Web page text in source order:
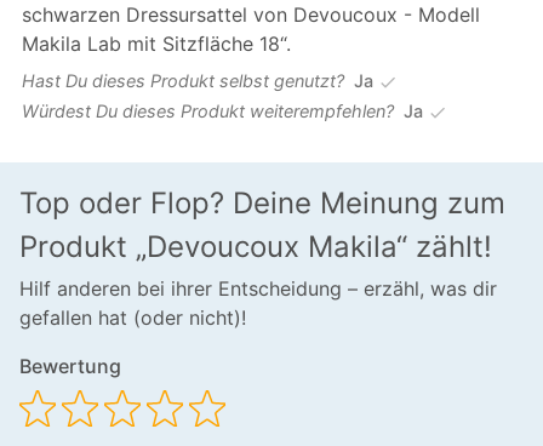
schwarzen Dressursattel von Devoucoux - Modell
Makila Lab mit Sitzfläche 18“.
Hast Du dieses Produkt selbst genutzt? Ja check
Würdest Du dieses Produkt weiterempfehlen? Ja check
Top oder Flop? Deine Meinung zum
Produkt „Devoucoux Makila“ zählt!
Hilf anderen bei ihrer Entscheidung – erzähl, was dir
gefallen hat (oder nicht)!
Bewertung